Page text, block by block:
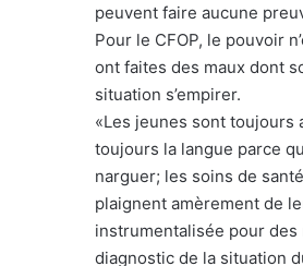
peuvent faire aucune
Pour le CFOP, le pouvoir
ont faites des maux dont
situation s’empirer.
«Les jeunes sont toujours
toujours la langue parce
narguer; les soins de
plaignent amèrement de
instrumentalisée pour
diagnostic de la situation